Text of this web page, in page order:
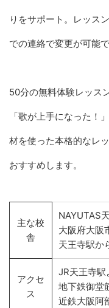
りをサポート。レッス
での連絡で変更が可能で
50分の無料体験レッス
「歌が上手になった！
材を使った本格的なレ
おすすめします。
主な校
舎
NAYUTAS
大阪府大阪
天王寺駅か
アクセ
ス
JR天王寺駅
地下鉄御堂
近鉄大阪阿